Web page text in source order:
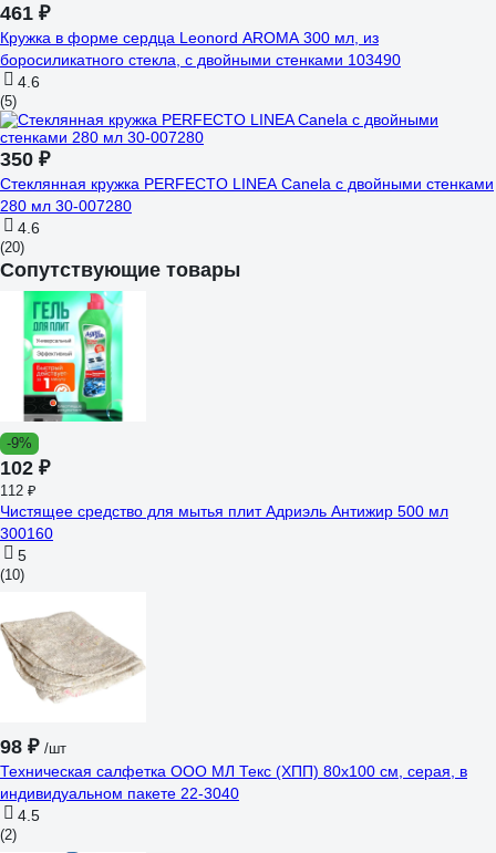
461 ₽
Кружка в форме сердца Leonord AROMA 300 мл, из
боросиликатного стекла, с двойными стенками 103490
4.6
(5)
350 ₽
Стеклянная кружка PERFECTO LINEA Canela с двойными стенками
280 мл 30-007280
4.6
(20)
Сопутствующие товары
-9%
102 ₽
112 ₽
Чистящее средство для мытья плит Адриэль Антижир 500 мл
300160
5
(10)
98 ₽ /шт
Техническая салфетка ООО МЛ Текс (ХПП) 80x100 см, серая, в
индивидуальном пакете 22-3040
4.5
(2)